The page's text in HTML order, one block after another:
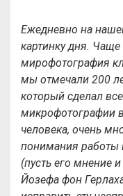
Ежедневно на
картинку дня. Чаще
мирофотография
мы отмечали 200
который сделал
микрофотографии
человека, очень
понимания работы
(пусть его мнение
Йозефа фон